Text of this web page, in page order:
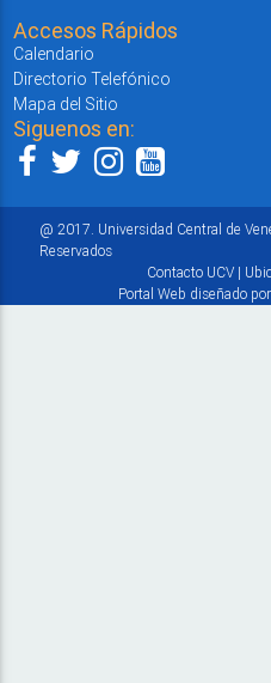
Accesos Rápidos
Calendario
Directorio Telefónico
Mapa del Sitio
Siguenos en:
@ 2017. Universidad Central de
Reservados
Contacto UCV|
Portal Web diseñado por